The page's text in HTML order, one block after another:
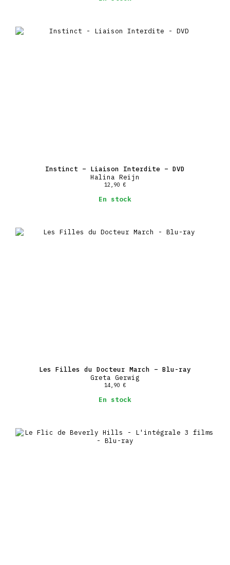
Instinct – Liaison Interdite – DVD
Halina Reijn
12,90 €
En stock
Les Filles du Docteur March – Blu-ray
Greta Gerwig
14,90 €
En stock